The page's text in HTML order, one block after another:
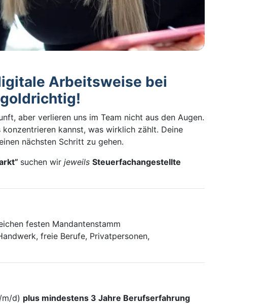
Arbeitsweise bei
aber verlieren uns im Team nicht aus den Augen.
kannst, was wirklich zählt. Deine
nächsten Schritt zu gehen.
suchen wir jeweils Steuerfachangestellte
festen Mandantenstamm
freie Berufe, Privatpersonen,
d) plus mindestens 3 Jahre Berufserfahrung